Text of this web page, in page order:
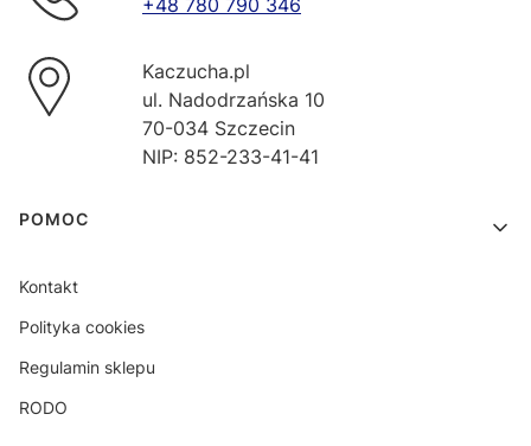
Kaczucha.pl
ul. Nadodrzańska 10
70-034 Szczecin
NIP: 852-233-41-41
Linki w stopce
POMOC
Kontakt
Polityka cookies
Regulamin sklepu
RODO